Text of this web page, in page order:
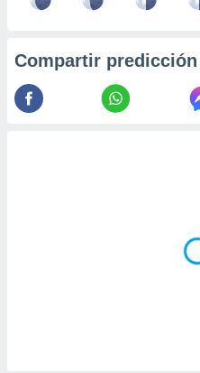
Compartir predicción